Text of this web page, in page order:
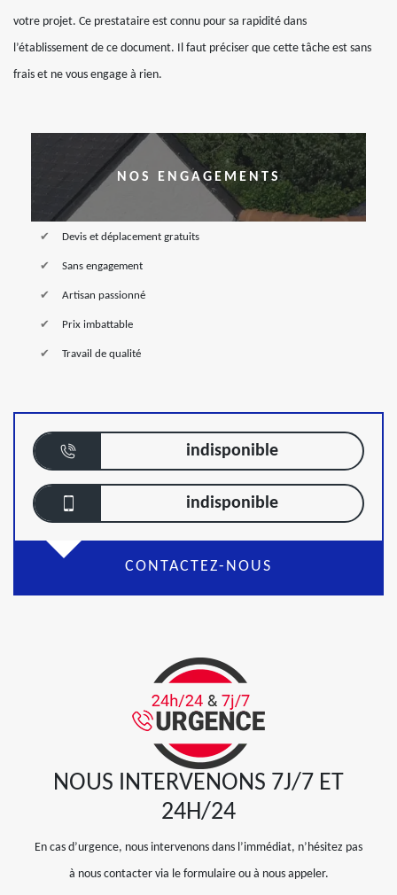
votre projet. Ce prestataire est connu pour sa rapidité dans
l’établissement de ce document. Il faut préciser que cette tâche est sans
frais et ne vous engage à rien.
NOS ENGAGEMENTS
Devis et déplacement gratuits
Sans engagement
Artisan passionné
Prix imbattable
Travail de qualité
indisponible
indisponible
CONTACTEZ-NOUS
NOUS INTERVENONS 7J/7 ET
24H/24
En cas d’urgence, nous intervenons dans l’immédiat, n’hésitez pas
à nous contacter via le formulaire ou à nous appeler.